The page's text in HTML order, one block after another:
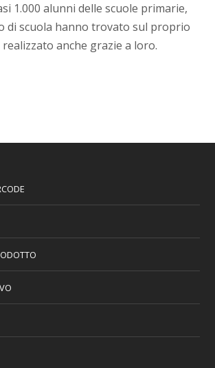
1.000 alunni delle scuole primarie,
di scuola hanno trovato sul proprio
anche grazie a loro.